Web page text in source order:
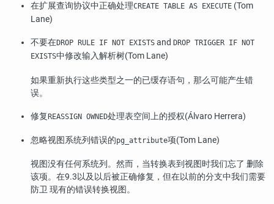
在扩展查询协议中正确处理CREATE TABLE AS EXECUTE (Tom
Lane)
不要在DROP RULE IF NOT EXISTS and DROP TRIGGER IF NOT
EXISTS中修改输入解析树(Tom Lane)
如果重新执行这些类型之一的已缓存语句，那么可能产生错
误。
修复REASSIGN OWNED处理表空间上的授权(Álvaro Herrera)
忽略视图系统列错误的pg_attribute项(Tom Lane)
视图没有任何系统列。然而，当转换表到视图时我们忘了 删除
该项。在9.3以及以后被正确修复，但在以前的分支中我们需要
防卫 现有的错误转换视图。